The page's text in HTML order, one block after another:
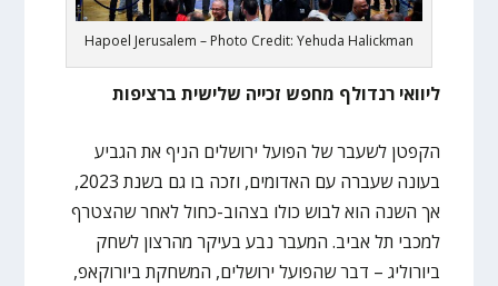
Hapoel Jerusalem – Photo Credit: Yehuda Halickman
ליוואי רנדולף מחפש זכייה שלישית ברציפות
הקפטן לשעבר של הפועל ירושלים הניף את הגביע
בעונה שעברה עם האדומים, וזכה בו גם בשנת 2023,
אך השנה הוא לבוש כולו בצהוב-כחול לאחר שהצטרף
למכבי תל אביב. המעבר נבע בעיקר מהרצון לשחק
ביורוליג – דבר שהפועל ירושלים, המשחקת ביורוקאפ,